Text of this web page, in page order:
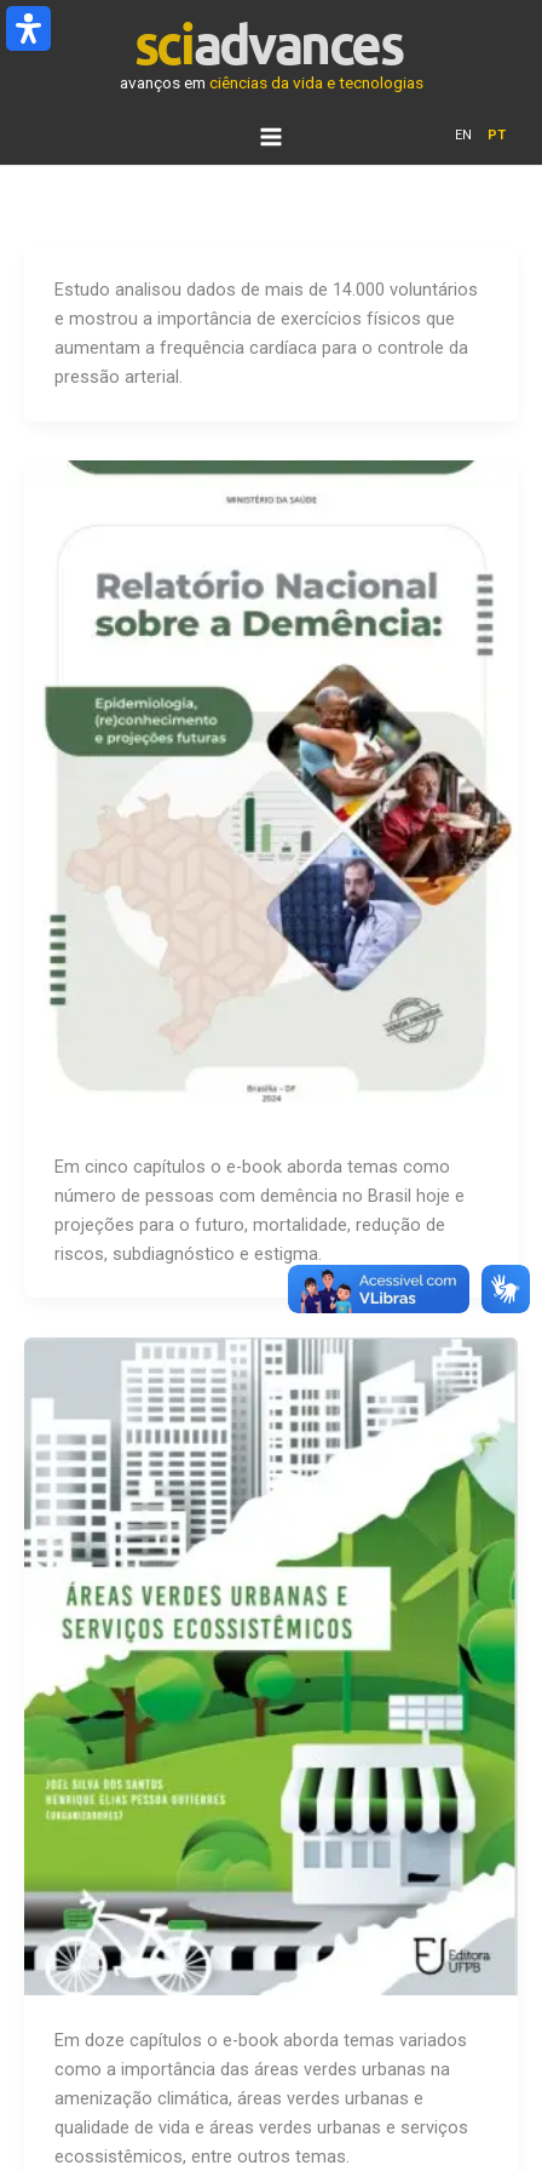
Ir
para
avanços em ciências da vida e tecnologias
EN PT
Estudo analisou dados de mais de 14.000 voluntários
e mostrou a importância de exercícios físicos que
aumentam a frequência cardíaca para o controle da
pressão arterial.
Em cinco capítulos o e-book aborda temas como
número de pessoas com demência no Brasil hoje e
projeções para o futuro, mortalidade, redução de
riscos, subdiagnóstico e estigma.
Em doze capítulos o e-book aborda temas variados
como a importância das áreas verdes urbanas na
amenização climática, áreas verdes urbanas e
qualidade de vida e áreas verdes urbanas e serviços
ecossistêmicos, entre outros temas.